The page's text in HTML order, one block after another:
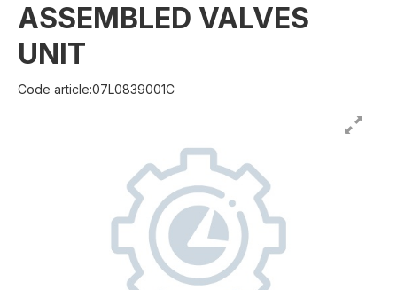
ASSEMBLED VALVES
UNIT
Code article:07L0839001C